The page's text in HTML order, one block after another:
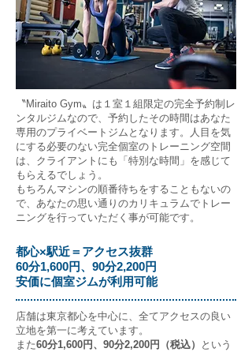
〝Miraito Gym〟は１室１組限定の完全予約制レ
ンタルジムなので、予約したその時間はあなた
専用のプライベートジムとなります。人目を気
にする必要のない完全個室のトレーニング空間
は、クライアントにも「特別な時間」を感じて
もらえるでしょう。
もちろんマシンの順番待ちをすることもないの
で、あなたの思い通りのカリキュラムでトレー
ニングを行っていただく事が可能です。
​都心×駅近＝アクセス抜群
60分1,600円、90分​2,200円
​安価に個室ジムが利用可能
店舗は東京都心を中心に、全てアクセスの良い
立地を第一に考えています。
​また60分1,600円、90分2,200円（税込）
という